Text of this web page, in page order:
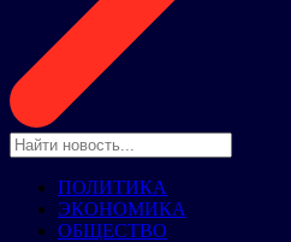
ПОЛИТИКА
ЭКОНОМИКА
ОБЩЕСТВО